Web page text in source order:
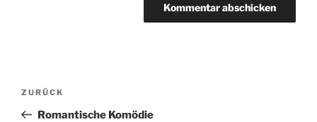
Beitragsnavigation
Vorheriger
Beitrag
ZURÜCK
Romantische Komödie